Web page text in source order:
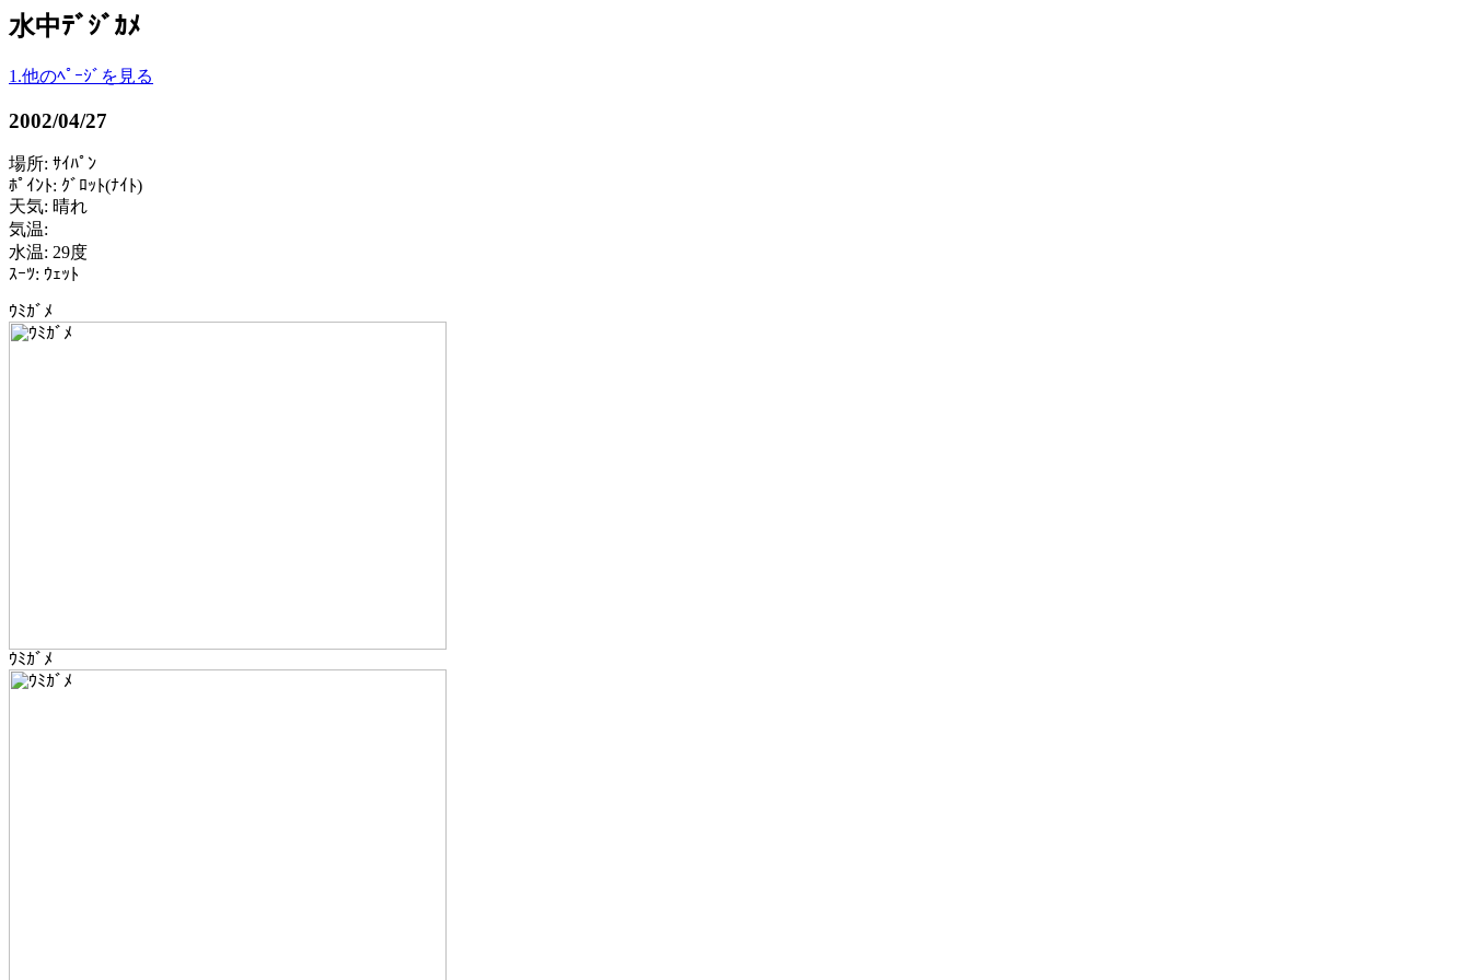
水中ﾃﾞｼﾞｶﾒ
1.他のﾍﾟｰｼﾞを見る
2002/04/27
場所: ｻｲﾊﾟﾝ
ﾎﾟｲﾝﾄ: ｸﾞﾛｯﾄ(ﾅｲﾄ)
天気: 晴れ
気温:
水温: 29度
ｽｰﾂ: ｳｪｯﾄ
ｳﾐｶﾞﾒ
ｳﾐｶﾞﾒ